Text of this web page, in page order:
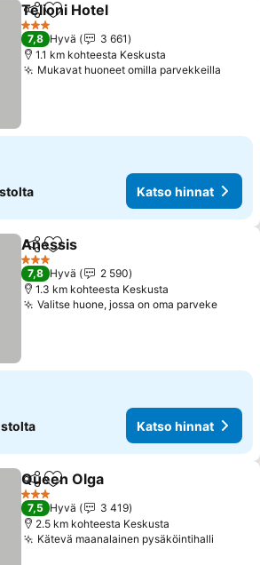
Jaa Lisää suosikkeihin
Telioni Hotel
3 Tähtiluokitus
7,8 Hyvä
3 661
1.1 km kohteesta Keskusta
Mukavat huoneet omilla parvekkeilla
Katso hinnat
Jaa Lisää suosikkeihin
Anessis
3 Tähtiluokitus
7,8 Hyvä
2 590
1.3 km kohteesta Keskusta
Valitse huone, jossa on oma parveke
Katso hinnat
Jaa Lisää suosikkeihin
Queen Olga
3 Tähtiluokitus
7,5 Hyvä
3 419
2.5 km kohteesta Keskusta
Kätevä maanalainen pysäköintihalli